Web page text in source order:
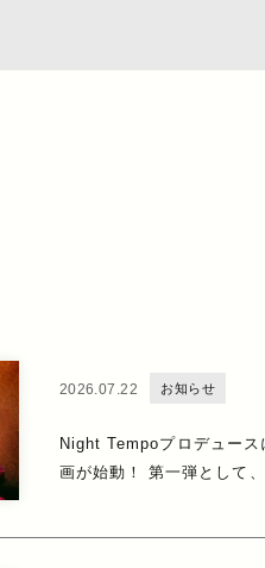
2026.07.22 お知らせ
Night Tempoプロデュー
画が始動！ 第一弾として